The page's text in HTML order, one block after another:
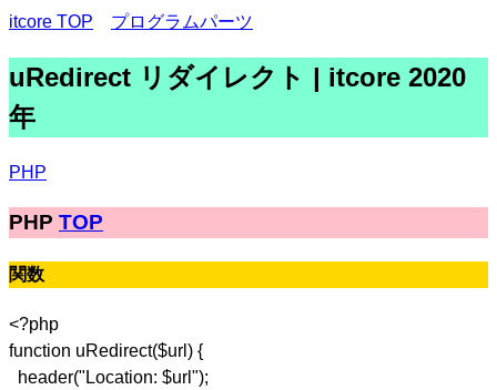
itcore TOP プログラムパーツ
uRedirect リダイレクト | itcore 2020
年
PHP
PHP TOP
関数
<?php
function uRedirect($url) {
header("Location: $url");